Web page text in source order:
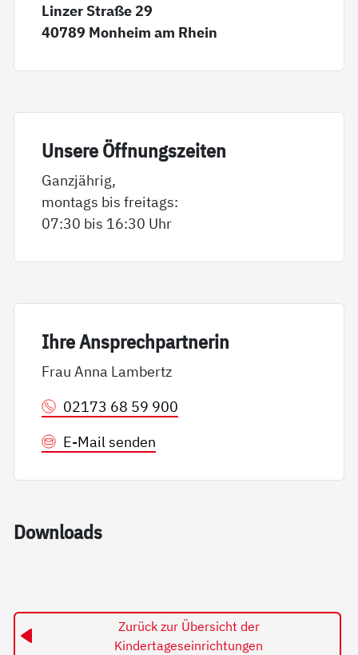
Linzer Straße 29
40789 Monheim am Rhein
Un­se­re Öff­nungs­zei­ten
Ganzjährig,
montags bis freitags:
07:30 bis 16:30 Uhr
Ih­re An­sp­rech­part­ne­rin
Frau Anna Lambertz
02173 68 59 900
E-Mail senden
Down­loads
Zurück zur Übersicht der
Kindertageseinrichtungen